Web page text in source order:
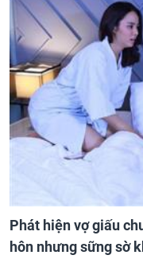
Phát hiện vợ giấu
hôn nhưng sững sờ